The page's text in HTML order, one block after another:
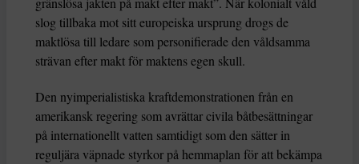
slog tillbaka mot sitt europeiska ursprung drogs de
maktlösa till ledare som personifierade den våldsamma
strävan efter makt för maktens egen skull.
Den nyimperialistiska kraftdemonstrationen från en
amerikansk regering som avrättar civila båtbesättningar
på internationellt vatten samtidigt som den sätter in
reguljära väpnade styrkor på hemmaplan för att bekämpa